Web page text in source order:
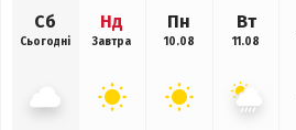
Сб
Сьогодні
Нд
Завтра
Пн
10.08
Вт
11.08